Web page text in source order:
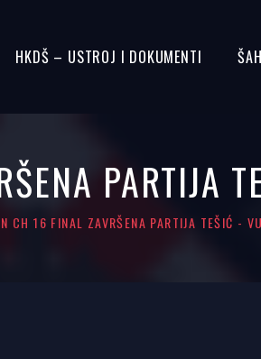
HKDŠ – USTROJ I DOKUMENTI
PARTIJA
CH 16 FINAL ZAVRŠENA PARTIJA TEŠIĆ -